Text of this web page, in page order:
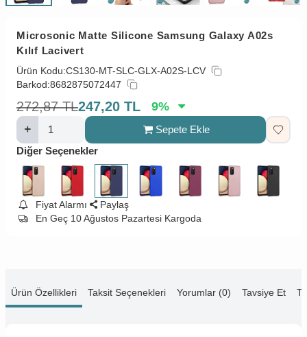
Microsonic Matte Silicone Samsung Galaxy A02s
Kılıf Lacivert
Ürün Kodu:CS130-MT-SLC-GLX-A02S-LCV
Barkod:8682875072447
272,87 TL247,20 TL 9%
Sepete Ekle
Diğer Seçenekler
Fiyat Alarmı
Paylaş
En Geç 10 Ağustos Pazartesi Kargoda
Ürün Özellikleri Taksit Seçenekleri Yorumlar (0) Tavsiye Et